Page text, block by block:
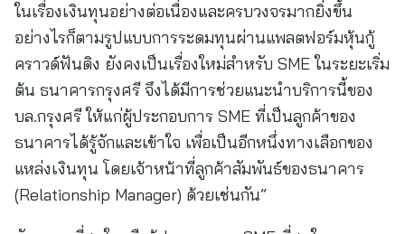
ในเรื่องเงินทุนอย่างต่อเนื่องและครบวงจรมากยิ่งขึ้น
อย่างไรก็ตามรูปแบบการระดมทุนผ่านแพลตฟอร์มหุ้นกู้
คราวด์ฟันดิง ยังคงเป็นเรื่องใหม่สำหรับ SME ในระยะเริ่ม
ต้น ธนาคารกรุงศรี จึงได้มีการช่วยแนะนำบริการนี้ของ
บล.กรุงศรี ให้แก่ผู้ประกอบการ SME ที่เป็นลูกค้าของ
ธนาคารได้รู้จักและเข้าใจ เพื่อเป็นอีกหนึ่งทางเลือกของ
แหล่งเงินทุน โดยเจ้าหน้าที่ลูกค้าสัมพันธ์ของธนาคาร
(Relationship Manager) ด้วยเช่นกัน”